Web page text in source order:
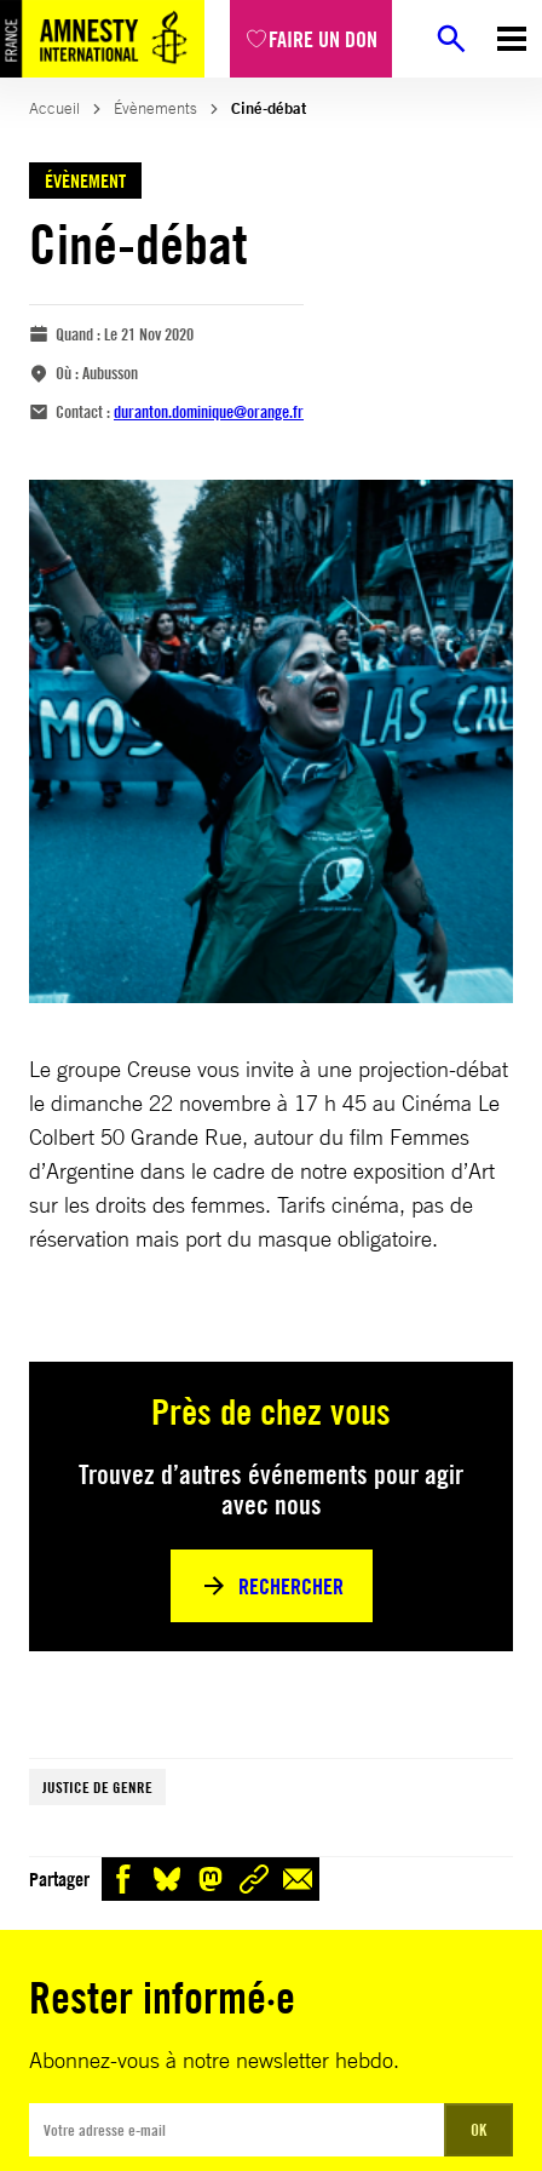
FAIRE UN DON
Accueil Évènements Ciné-débat
ÉVÈNEMENT
Ciné-débat
Quand :Le 21 Nov 2020
Où :Aubusson
Contact :duranton.dominique@orange.fr
Le groupe Creuse vous invite à une projection-débat
le dimanche 22 novembre à 17 h 45 au Cinéma Le
Colbert 50 Grande Rue, autour du film Femmes
d’Argentine dans le cadre de notre exposition d’Art
sur les droits des femmes. Tarifs cinéma, pas de
réservation mais port du masque obligatoire.
Près de chez vous
Trouvez d’autres événements pour agir
avec nous
RECHERCHER
JUSTICE DE GENRE
Partager
Rester informé·e
Abonnez-vous à notre newsletter hebdo.
OK